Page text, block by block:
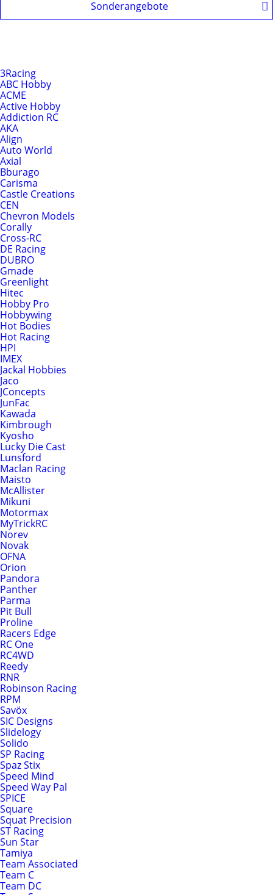
Sonderangebote
3Racing
ABC Hobby
ACME
Active Hobby
Addiction RC
AKA
Align
Auto World
Axial
Bburago
Carisma
Castle Creations
CEN
Chevron Models
Corally
Cross-RC
DE Racing
DUBRO
Gmade
Greenlight
Hitec
Hobby Pro
Hobbywing
Hot Bodies
Hot Racing
HPI
IMEX
Jackal Hobbies
Jaco
JConcepts
JunFac
Kawada
Kimbrough
Kyosho
Lucky Die Cast
Lunsford
Maclan Racing
Maisto
McAllister
Mikuni
Motormax
MyTrickRC
Norev
Novak
OFNA
Orion
Pandora
Panther
Parma
Pit Bull
Proline
Racers Edge
RC One
RC4WD
Reedy
RNR
Robinson Racing
RPM
Savöx
SIC Designs
Slidelogy
Solido
SP Racing
Spaz Stix
Speed Mind
Speed Way Pal
SPICE
Square
Squat Precision
ST Racing
Sun Star
Tamiya
Team Associated
Team C
Team DC